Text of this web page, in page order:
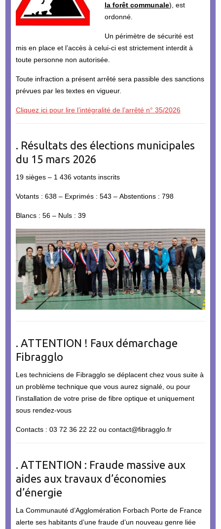
la forêt communale), est
ordonné.
Un périmètre de sécurité est
mis en place et l’accès à celui-ci est strictement interdit à
toute personne non autorisée.
Toute infraction a présent arrêté sera passible des sanctions
prévues par les textes en vigueur.
Cliquez ici pour lire l’intégralité de l’arrêté n° 35/2026
. Résultats des élections municipales
du 15 mars 2026
19 sièges – 1 436 votants inscrits
Votants : 638 – Exprimés : 543 – Abstentions : 798
Blancs : 56 – Nuls : 39
. ATTENTION ! Faux démarchage
Fibragglo
Les techniciens de Fibragglo se déplacent chez vous suite à
un problème technique que vous aurez signalé, ou pour
l’installation de votre prise de fibre optique et uniquement
sous rendez-vous
Contacts : 03 72 36 22 22 ou contact@fibragglo.fr
. ATTENTION : Fraude massive aux
aides aux travaux d’économies
d’énergie
La Communauté d’Agglomération Forbach Porte de France
alerte ses habitants d’une fraude d’un nouveau genre liée